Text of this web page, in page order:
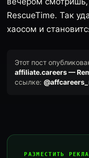
RescueTime. Так
хаосом и
Этот пост
affiliate.careers —
ссылке:
РАЗМЕСТИТЬ